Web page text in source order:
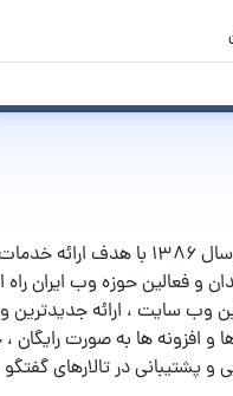
پرشین اسکریپت در سال ۱۳۸۶ با هدف
و فعالین حوزه وب ایران
وب سایت ، ارائه جدیدترین و
و افزونه ها به صورت رایگان
پشتیبانی در تالارهای